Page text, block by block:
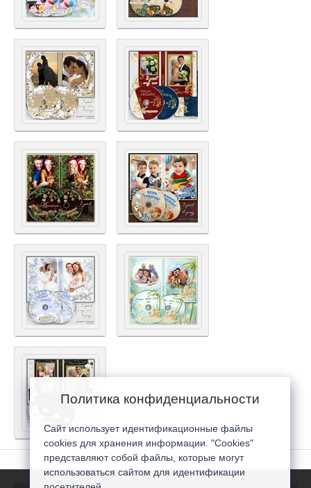
Политика конфиденциальности
Сайт использует идентификационные файлы
cookies для хранения информации. "Cookies"
представляют собой файлы, которые могут
использоваться сайтом для идентификации